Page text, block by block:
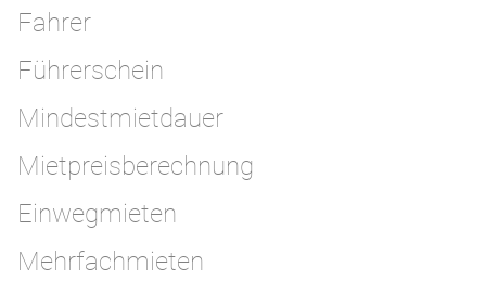
Fahrer
Führerschein
Mindestmietdauer
Mietpreisberechnung
Einwegmieten
Mehrfachmieten